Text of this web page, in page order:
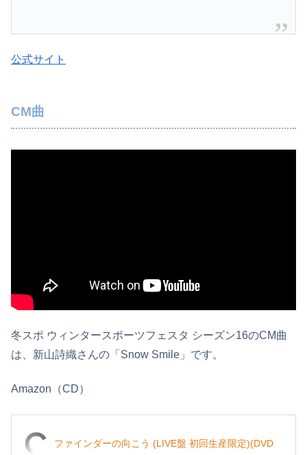
公式サイト
CM曲
冬スポ ウィンタースポーツフェスタ シーズン16のCM曲
は、新山詩織さんの「Snow Smile」です。
Amazon（CD）
ファインダーの向こう (LIVE盤 初回生産限定)(DVD